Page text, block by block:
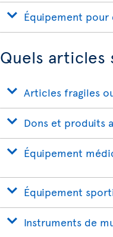
Équipement pour
Quels articles
Articles fragiles
Dons et produits
Équipement
Équipement
Instruments de